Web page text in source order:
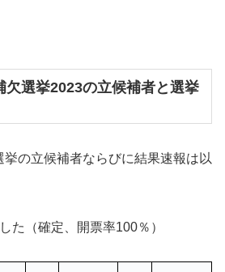
欠選挙2023の立候補者と選挙
の立候補者ならびに結果速報は以
た（確定、開票率100％）